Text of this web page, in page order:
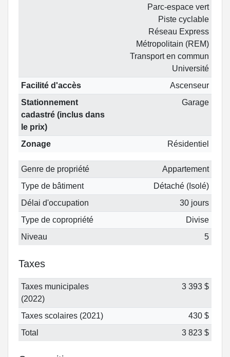
Parc-espace vert
Piste cyclable
Réseau Express
Métropolitain (REM)
Transport en commun
Université
Facilité d'accès
Ascenseur
Stationnement
cadastré (inclus dans
le prix)
Garage
Zonage Résidentiel
Genre de propriété
Appartement
Type de bâtiment
Détaché (Isolé)
Délai d'occupation
30 jours
Type de copropriété
Divise
Niveau
5
Taxes
Taxes municipales
(2022)
3 393 $
Taxes scolaires (2021)
430 $
Total
3 823 $